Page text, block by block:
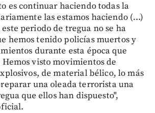
es continuar haciendo todas la
las estamos haciendo (…)
periodo de tregua no se ha
hemos tenido policías muertos y
durante esta época que
visto movimientos de
de material bélico, lo más
una oleada terrorista una
que ellos han dispuesto",